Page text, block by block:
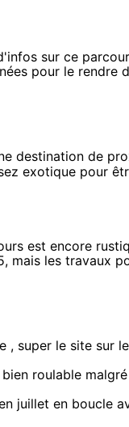
sur ce
pour le rendre
destination de
exotique pour
est encore
mais les travaux
, super le site sur
roulable
juillet en boucle